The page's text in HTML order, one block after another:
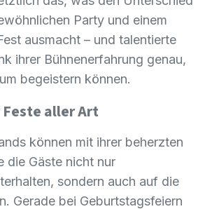
Party und einem
ausmacht – und talentierte
ihrer Bühnenerfahrung genau,
begeistern können.
aller Art
können mit ihrer beherzten
die Gäste nicht nur
sondern auch auf die
Gerade bei Geburtstagsfeiern